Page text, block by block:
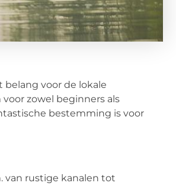
belang voor de lokale
zowel beginners als
bestemming is voor
van rustige kanalen tot